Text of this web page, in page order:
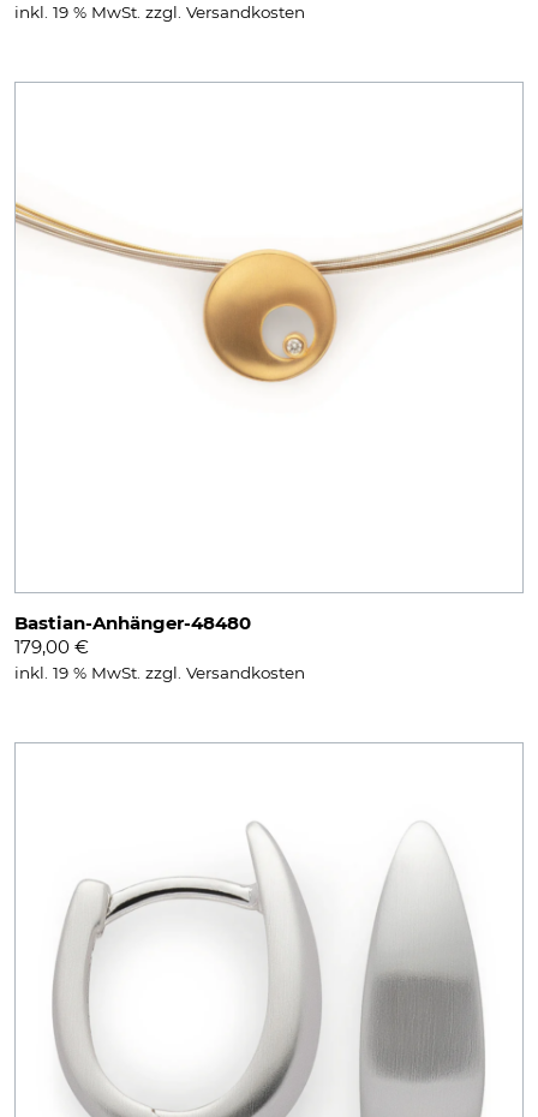
inkl. 19 % MwSt. zzgl. Versandkosten
Bastian-Anhänger-48480
179,00 €
inkl. 19 % MwSt. zzgl. Versandkosten